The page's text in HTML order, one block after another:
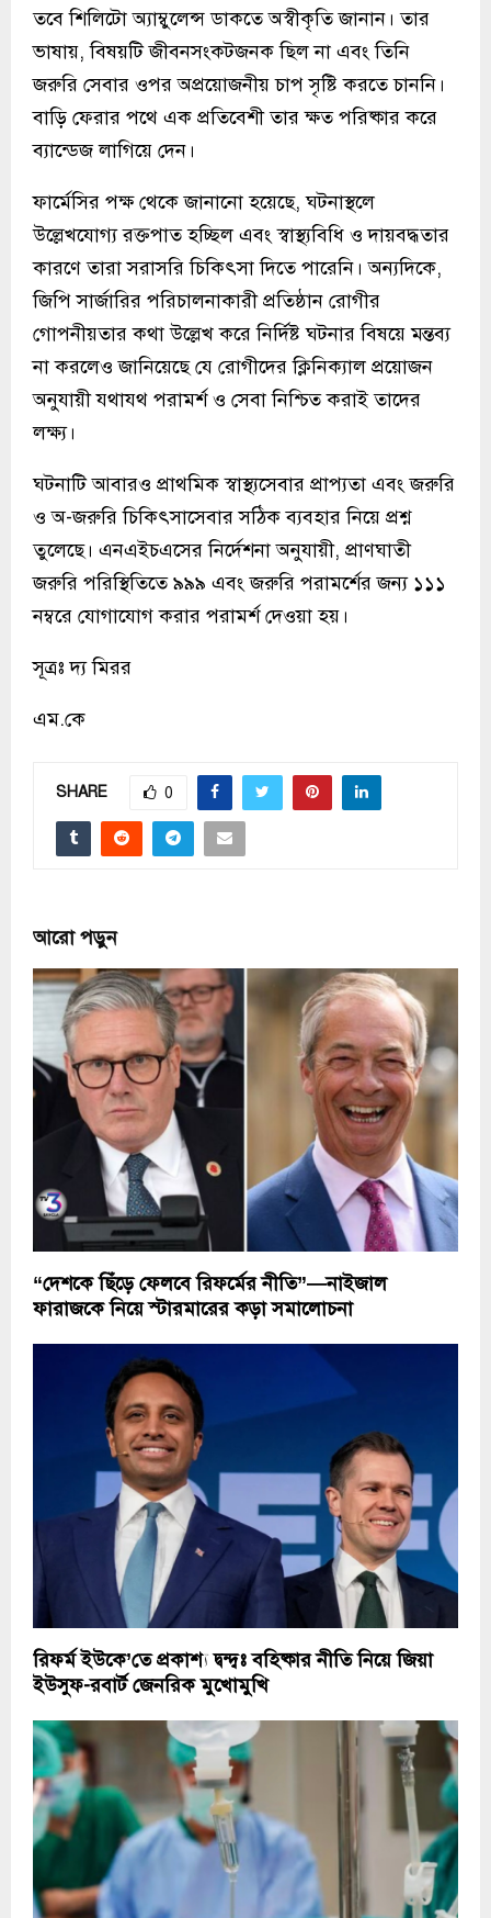
তবে শিলিটো অ্যাম্বুলেন্স ডাকতে অস্বীকৃতি জানান। তার
ভাষায়, বিষয়টি জীবনসংকটজনক ছিল না এবং তিনি
জরুরি সেবার ওপর অপ্রয়োজনীয় চাপ সৃষ্টি করতে চাননি।
বাড়ি ফেরার পথে এক প্রতিবেশী তার ক্ষত পরিষ্কার করে
ব্যান্ডেজ লাগিয়ে দেন।
ফার্মেসির পক্ষ থেকে জানানো হয়েছে, ঘটনাস্থলে
উল্লেখযোগ্য রক্তপাত হচ্ছিল এবং স্বাস্থ্যবিধি ও দায়বদ্ধতার
কারণে তারা সরাসরি চিকিৎসা দিতে পারেনি। অন্যদিকে,
জিপি সার্জারির পরিচালনাকারী প্রতিষ্ঠান রোগীর
গোপনীয়তার কথা উল্লেখ করে নির্দিষ্ট ঘটনার বিষয়ে মন্তব্য
না করলেও জানিয়েছে যে রোগীদের ক্লিনিক্যাল প্রয়োজন
অনুযায়ী যথাযথ পরামর্শ ও সেবা নিশ্চিত করাই তাদের
লক্ষ্য।
ঘটনাটি আবারও প্রাথমিক স্বাস্থ্যসেবার প্রাপ্যতা এবং জরুরি
ও অ-জরুরি চিকিৎসাসেবার সঠিক ব্যবহার নিয়ে প্রশ্ন
তুলেছে। এনএইচএসের নির্দেশনা অনুযায়ী, প্রাণঘাতী
জরুরি পরিস্থিতিতে ৯৯৯ এবং জরুরি পরামর্শের জন্য ১১১
নম্বরে যোগাযোগ করার পরামর্শ দেওয়া হয়।
সূত্রঃ দ্য মিরর
এম.কে
SHARE 0
আরো পড়ুন
“দেশকে ছিঁড়ে ফেলবে রিফর্মের নীতি”—নাইজাল
ফারাজকে নিয়ে স্টারমারের কড়া সমালোচনা
রিফর্ম ইউকে’তে প্রকাশ্য দ্বন্দ্বঃ বহিষ্কার নীতি নিয়ে জিয়া
ইউসুফ-রবার্ট জেনরিক মুখোমুখি